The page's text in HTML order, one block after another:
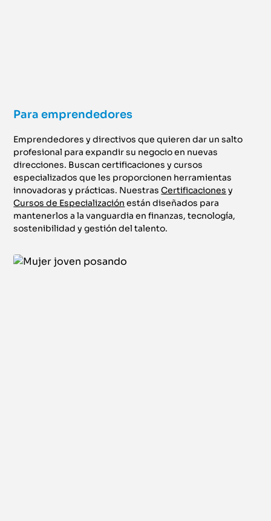
Para emprendedores
Emprendedores y directivos que quieren dar un salto
profesional para expandir su negocio en nuevas
direcciones. Buscan certificaciones y cursos
especializados que les proporcionen herramientas
innovadoras y prácticas. NuestrasCertificaciones y
Cursos de Especialización están diseñados para
mantenerlos a la vanguardia en finanzas, tecnología,
sostenibilidad y gestión del talento.